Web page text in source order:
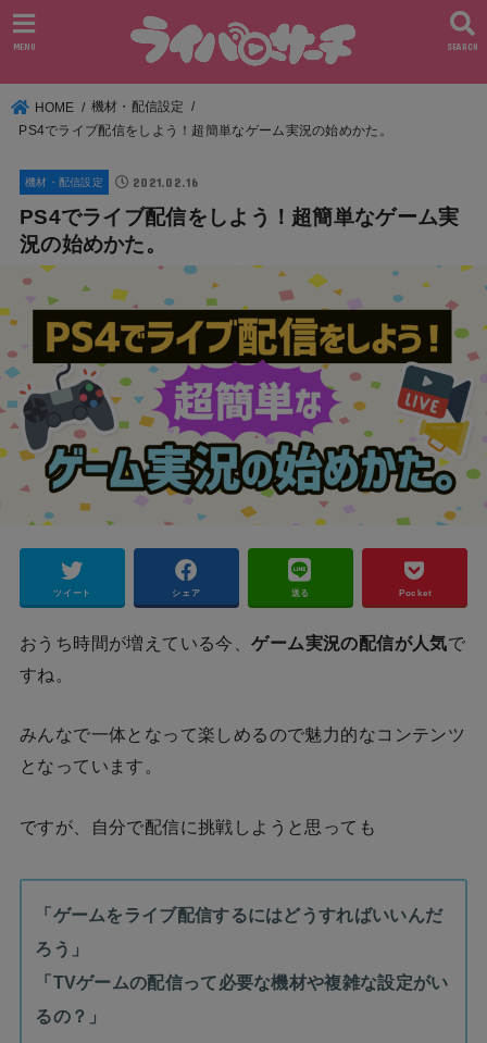
SEARCH
MENU
HOME
機材・配信設定
PS4でライブ配信をしよう！超簡単なゲーム実況の始めかた。
機材・配信設定 2021.02.16
PS4でライブ配信をしよう！超簡単なゲーム実
況の始めかた。
ツイート シェア 送る Pocket
おうち時間が増えている今、ゲーム実況の配信が人気で
すね。
みんなで一体となって楽しめるので魅力的なコンテンツ
となっています。
ですが、自分で配信に挑戦しようと思っても
「ゲームをライブ配信するにはどうすればいいんだ
ろう」
「TVゲームの配信って必要な機材や複雑な設定がい
るの？」